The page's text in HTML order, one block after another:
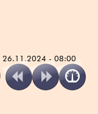
26.11.2024 - 08:00